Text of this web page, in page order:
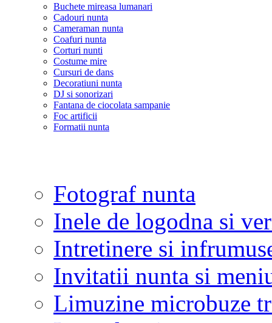
Buchete mireasa lumanari
Cadouri nunta
Cameraman nunta
Coafuri nunta
Corturi nunti
Costume mire
Cursuri de dans
Decoratiuni nunta
DJ si sonorizari
Fantana de ciocolata sampanie
Foc artificii
Formatii nunta
Fotograf nunta
Inele de logodna si
Intretinere si
Invitatii nunta si
Limuzine microbuze